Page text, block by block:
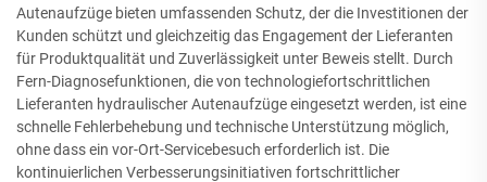
Autenaufzüge bieten umfassenden Schutz, der die Investitionen der
Kunden schützt und gleichzeitig das Engagement der Lieferanten
für Produktqualität und Zuverlässigkeit unter Beweis stellt. Durch
Fern-Diagnosefunktionen, die von technologiefortschrittlichen
Lieferanten hydraulischer Autenaufzüge eingesetzt werden, ist eine
schnelle Fehlerbehebung und technische Unterstützung möglich,
ohne dass ein vor-Ort-Servicebesuch erforderlich ist. Die
kontinuierlichen Verbesserungsinitiativen fortschrittlicher